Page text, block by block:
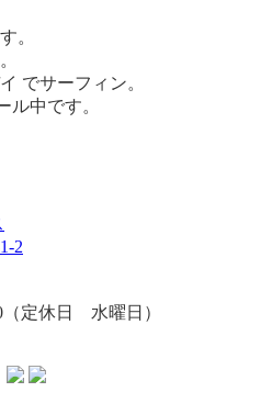
。
でサーフィン。
ル中です。
2
（定休日 水曜日）